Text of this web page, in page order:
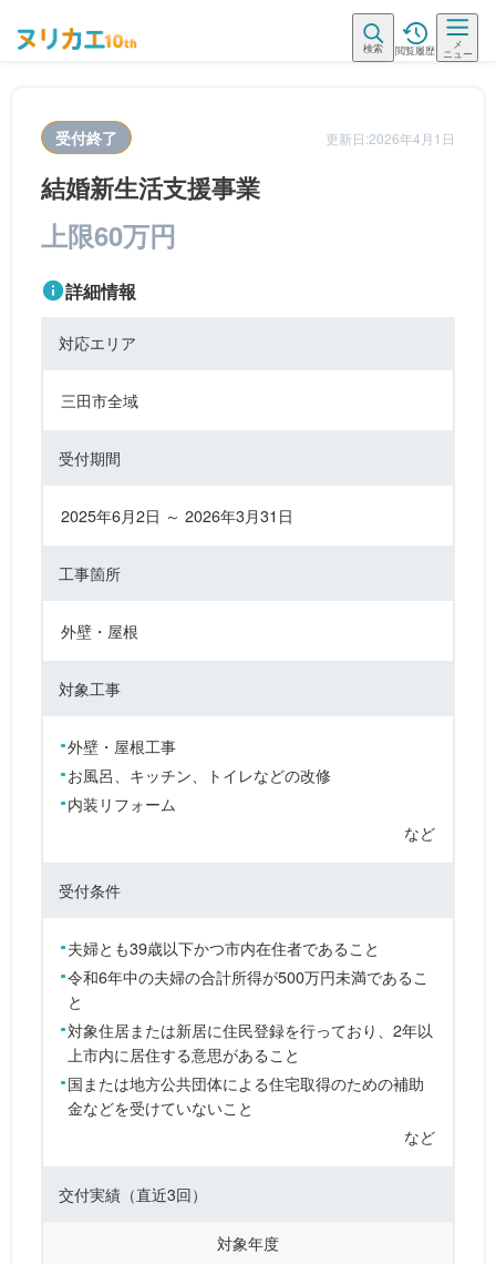
検索 閲覧履歴
メ
ニュー
受付終了 更新日:2026年4月1日
結婚新生活支援事業
上限60万円
詳細情報
対応エリア
三田市全域
受付期間
2025年6月2日 ～ 2026年3月31日
工事箇所
外壁・屋根
対象工事
外壁・屋根工事
お風呂、キッチン、トイレなどの改修
内装リフォーム
など
受付条件
夫婦とも39歳以下かつ市内在住者であること
令和6年中の夫婦の合計所得が500万円未満であるこ
と
対象住居または新居に住民登録を行っており、2年以
上市内に居住する意思があること
国または地方公共団体による住宅取得のための補助
金などを受けていないこと
など
交付実績 （直近3回）
対象年度